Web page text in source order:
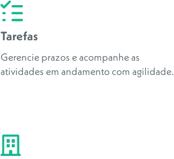
Tarefas
Gerencie prazos e acompanhe as
atividades em andamento com agilidade.